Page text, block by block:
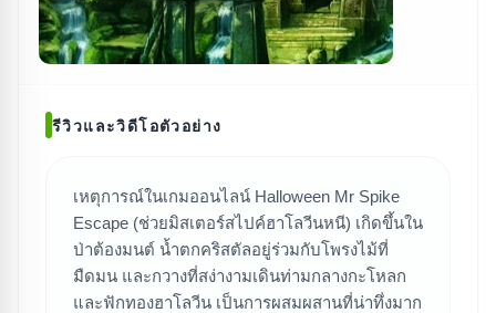
ค้นหาเกม
รีวิวและวิดีโอตัวอย่าง
เหตุการณ์ในเกมออนไลน์ Halloween Mr Spike
Escape (ช่วยมิสเตอร์สไปค์ฮาโลวีนหนี) เกิดขึ้นใน
ป่าต้องมนต์ น้ำตกคริสตัลอยู่ร่วมกับโพรงไม้ที่
มืดมน และกวางที่สง่างามเดินท่ามกลางกะโหลก
และฟักทองฮาโลวีน เป็นการผสมผสานที่น่าทึ่งมาก